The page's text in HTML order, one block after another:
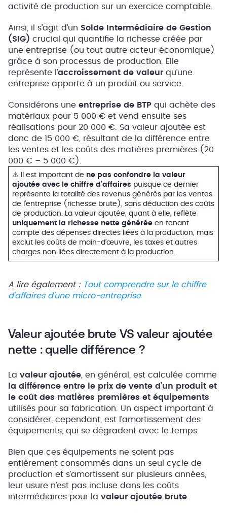
activité de production sur un exercice comptable.
Ainsi, il s’agit d’un Solde Intermédiaire de Gestion
(SIG) crucial qui quantifie la richesse créée par
une entreprise (ou tout autre acteur économique)
grâce à son processus de production. Elle
représente l’accroissement de valeur qu’une
entreprise apporte à un produit ou service.
Considérons une entreprise de BTP qui achète des
matériaux pour 5 000 € et vend ensuite ses
réalisations pour 20 000 €. Sa valeur ajoutée est
donc de 15 000 €, résultant de la différence entre
les ventes et les coûts des matières premières (20
000 € – 5 000 €).
⚠️ Il est important de ne pas confondre la valeur
ajoutée avec le chiffre d’affaires puisque ce dernier
représente la totalité des revenus générés par les ventes
de l’entreprise (richesse brute), sans déduction des coûts
de production. La valeur ajoutée, quant à elle, reflète
uniquement la richesse nette générée en tenant
compte des dépenses directes liées à la production, mais
exclut les coûts de main-d’œuvre, les taxes et autres
charges non liées directement à la production.
A lire également : Tout comprendre sur le chiffre
d’affaires d’une micro-entreprise
Valeur ajoutée brute VS valeur ajoutée
nette : quelle différence ?
La valeur ajoutée , en général, est calculée comme
la différence entre le prix de vente d’un produit et
le coût des matières premières et équipements
utilisés pour sa fabrication. Un aspect important à
considérer, cependant, est l’amortissement des
équipements, qui se dégradent avec le temps.
Bien que ces équipements ne soient pas
entièrement consommés dans un seul cycle de
production et s’amortissent sur plusieurs années,
leur usure n’est pas incluse dans les coûts
intermédiaires pour la valeur ajoutée brute